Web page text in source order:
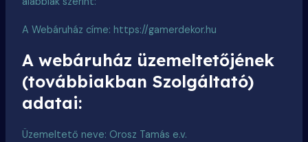
A Webáruház címe:https://gamerdekor.hu
A webáruház üzemeltetőjének
(továbbiakban Szolgáltató)
adatai:
Üzemeltető neve: Orosz Tamás e.v.